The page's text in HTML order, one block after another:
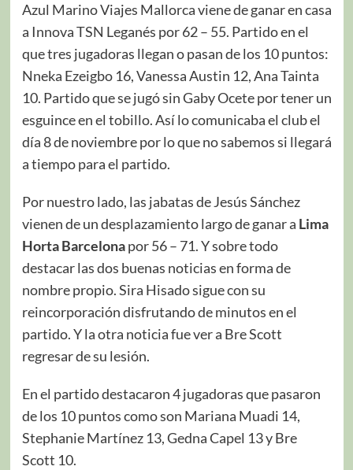
Azul Marino Viajes Mallorca viene de ganar en casa
a Innova TSN Leganés por 62 – 55. Partido en el
que tres jugadoras llegan o pasan de los 10 puntos:
Nneka Ezeigbo 16, Vanessa Austin 12, Ana Tainta
10. Partido que se jugó sin Gaby Ocete por tener un
esguince en el tobillo. Así lo comunicaba el club el
día 8 de noviembre por lo que no sabemos si llegará
a tiempo para el partido.
Por nuestro lado, las jabatas de Jesús Sánchez
vienen de un desplazamiento largo de ganar a Lima
Horta Barcelonapor 56 – 71. Y sobre todo
destacar las dos buenas noticias en forma de
nombre propio. Sira Hisado sigue con su
reincorporación disfrutando de minutos en el
partido. Y la otra noticia fue ver a Bre Scott
regresar de su lesión.
En el partido destacaron 4 jugadoras que pasaron
de los 10 puntos como son Mariana Muadi 14,
Stephanie Martínez 13, Gedna Capel 13 y Bre
Scott 10.